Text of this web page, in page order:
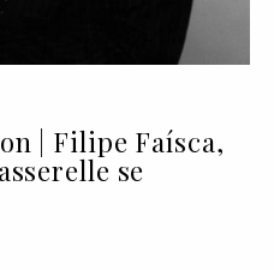
| Filipe Faísca,
se